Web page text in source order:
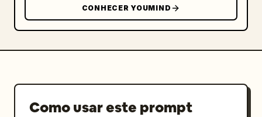
CONHECER YOUMIND
Como usar este prompt